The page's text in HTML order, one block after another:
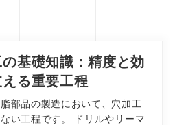
基礎知識：精度と効
る重要工程
部品の製造において、穴加工
い工程です。 ドリルやリーマ